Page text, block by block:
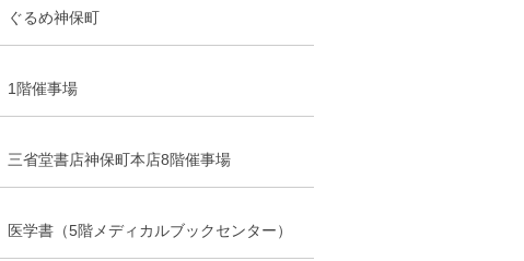
ぐるめ神保町
1階催事場
三省堂書店神保町本店8階催事場
医学書（5階メディカルブックセンター）